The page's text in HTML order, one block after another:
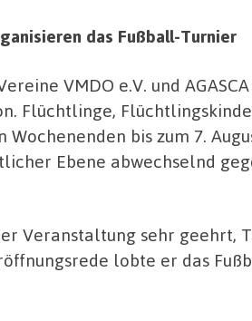
das Fußball-Turnier
VMDO e.V. und AGASCA
Flüchtlinge,
bis zum 7.
Ebene abwechselnd
Veranstaltung sehr geehrt,
lobte er das